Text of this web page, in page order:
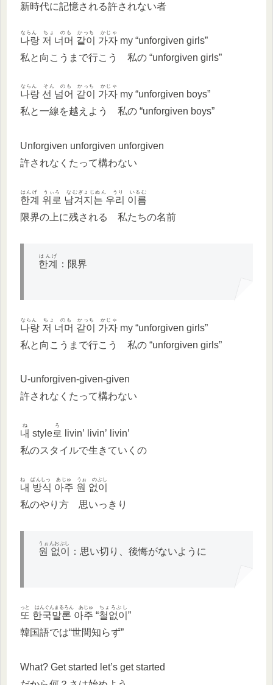
新時代に記憶される許されない者
나랑 저 너머 같이 가자
ならん ちょ のも かっち かじゃ
my “unforgiven girls”
私と向こうまで行こう 私の “unforgiven girls”
나랑 선 넘어 같이 가자
ならん そん のも かっち かじゃ
my “unforgiven boys”
私と一線を越えよう 私の “unforgiven boys”
Unforgiven unforgiven unforgiven
許されなくたって構わない
한계 위로 남겨지는 우리 이름
はんげ うぃろ なむぎょじぬん うり いるむ
限界の上に残される 私たちの名前
한계
はんげ
：限界
나랑 저 너머 같이 가자
ならん ちょ のも かっち かじゃ
my “unforgiven girls”
私と向こうまで行こう 私の “unforgiven girls”
U-unforgiven-given-given
許されなくたって構わない
내
ね
style로
ろ
livin’ livin’ livin’
私のスタイルで生きていくの
내 방식 아주 원 없이
ね ぱんしっ あじゅ うぉ のぷし
私のやり方 思いっきり
원 없이
うぉんおぷし
：思い切り、後悔がないように
또 한국말론 아주
っと はんぐんまるろん あじゅ
“철없이
ちょろぷし
”
韓国語では“世間知らず”
What? Get started let’s get started